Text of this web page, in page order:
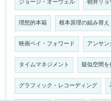
ジョージ・オーウェル 朝井リョ
理想的本箱 根本原理の組み替え
映画ペイ・フォワード アンサ
タイムマネジメント 疑似空間
グラフィック・レコーディング